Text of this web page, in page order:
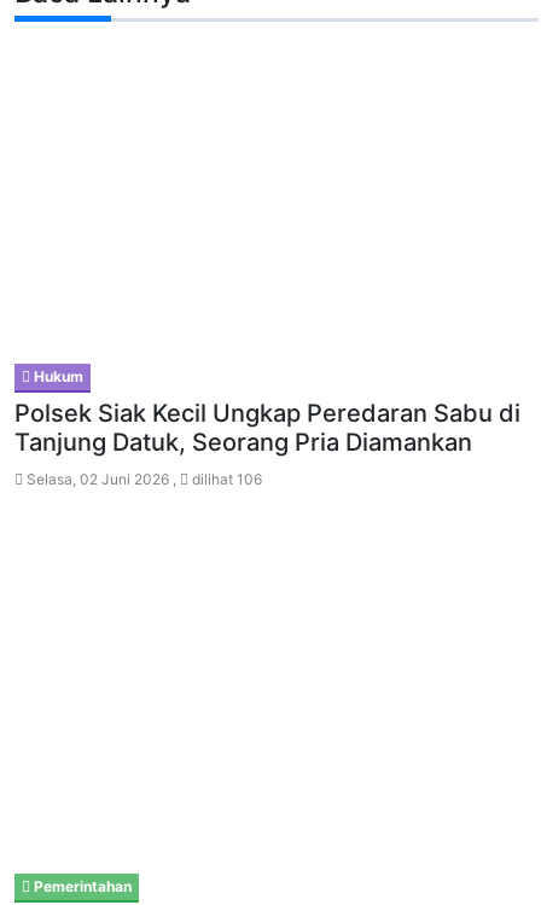
Hukum
Polsek Siak Kecil Ungkap Peredaran Sabu di
Tanjung Datuk, Seorang Pria Diamankan
Selasa, 02 Juni 2026 , dilihat 106
Pemerintahan